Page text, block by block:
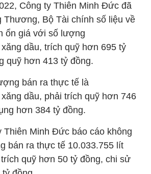
Công ty Thiên Minh Đức đã
Thương, Bộ Tài chính số liệu về
ổn giá với số lượng
dầu, trích quỹ hơn 695 tỷ
quỹ hơn 413 tỷ đồng.
bán ra thực tế là
dầu, phải trích quỹ hơn 746
hơn 384 tỷ đồng.
Thiên Minh Đức báo cáo không
bán ra thực tế 10.033.755 lít
quỹ hơn 50 tỷ đồng, chi sử